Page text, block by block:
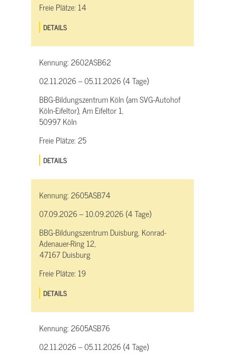
Freie Plätze: 14
DETAILS
Kennung:2602ASB62
02.11.2026 – 05.11.2026 (4 Tage)
BBG-Bildungszentrum Köln (am SVG-Autohof
Köln-Eifeltor), Am Eifeltor 1,
50997 Köln
Freie Plätze:25
DETAILS
Kennung:2605ASB74
07.09.2026 – 10.09.2026 (4 Tage)
BBG-Bildungszentrum Duisburg, Konrad-
Adenauer-Ring 12,
47167 Duisburg
Freie Plätze: 19
DETAILS
Kennung:2605ASB76
02.11.2026 – 05.11.2026 (4 Tage)